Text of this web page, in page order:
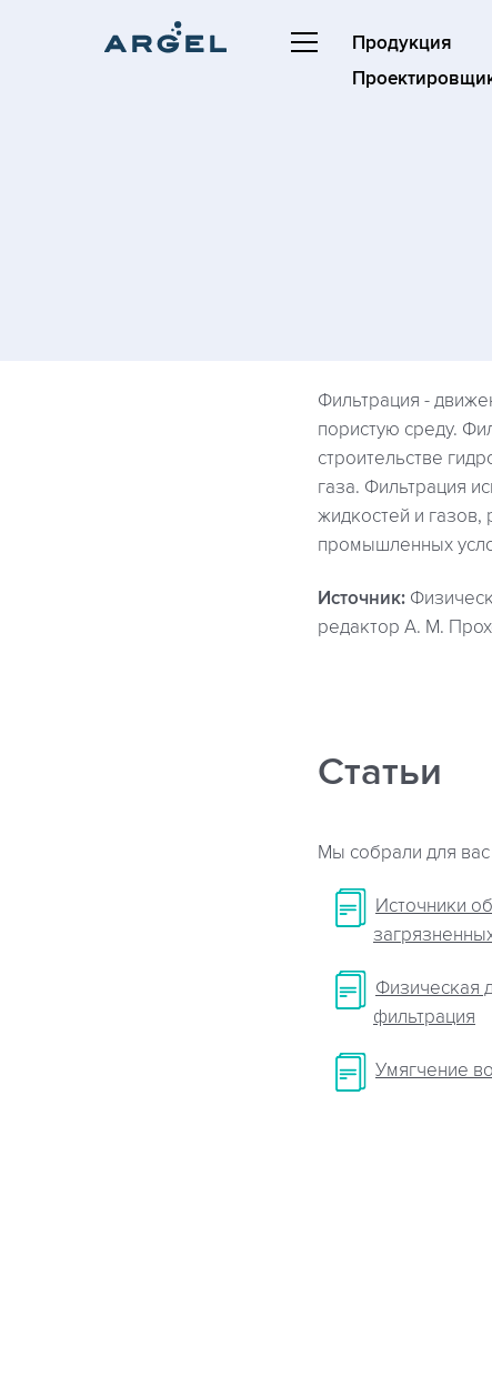
Продукция
Фильтрация -
пористую среду.
строительстве
газа. Фильтрация
жидкостей и газов,
промышленных
Источник:
редактор А. М.
Статьи
Мы собрали для
Источники
Физическая
фильтрация
Умягчение